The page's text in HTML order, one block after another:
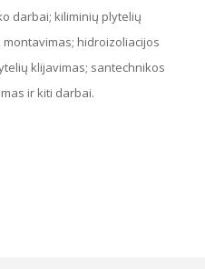
darbai; kiliminių plytelių
hidroizoliacijos
klijavimas; santechnikos
ir kiti darbai.